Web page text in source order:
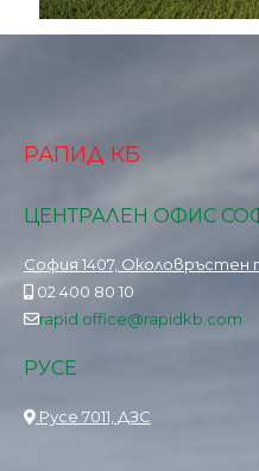
РАПИД КБ
ЦЕНТРАЛЕН ОФИС
София 1407, Околовръстен
02 400 80 10
rapid.office@rapidkb.com
РУСЕ
Русе 7011, ДЗС